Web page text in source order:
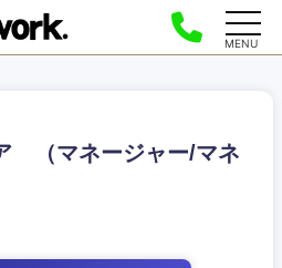
MENU
（マネージャー/マネ